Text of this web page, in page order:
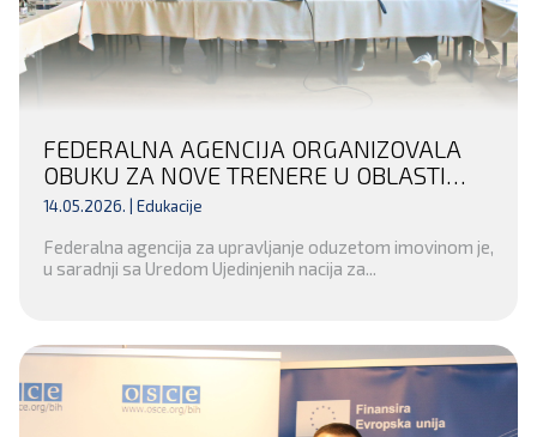
FEDERALNA AGENCIJA ORGANIZOVALA
OBUKU ZA NOVE TRENERE U OBLASTI
FINANSIJSKIH ISTRAGA I ODUZIMANJA
14.05.2026. | Edukacije
Federalna agencija za upravljanje oduzetom imovinom je,
u saradnji sa Uredom Ujedinjenih nacija za...